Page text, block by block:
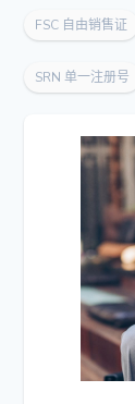
FSC 自由销售证
SRN 单一注册号